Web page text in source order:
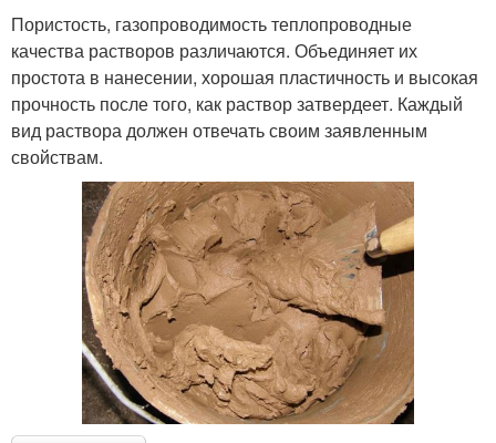
Пористость, газопроводимость теплопроводные
качества растворов различаются. Объединяет их
простота в нанесении, хорошая пластичность и высокая
прочность после того, как раствор затвердеет. Каждый
вид раствора должен отвечать своим заявленным
свойствам.